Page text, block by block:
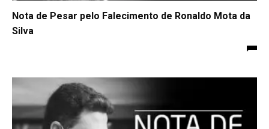
Nota de Pesar pelo Falecimento de Ronaldo Mota da
Silva